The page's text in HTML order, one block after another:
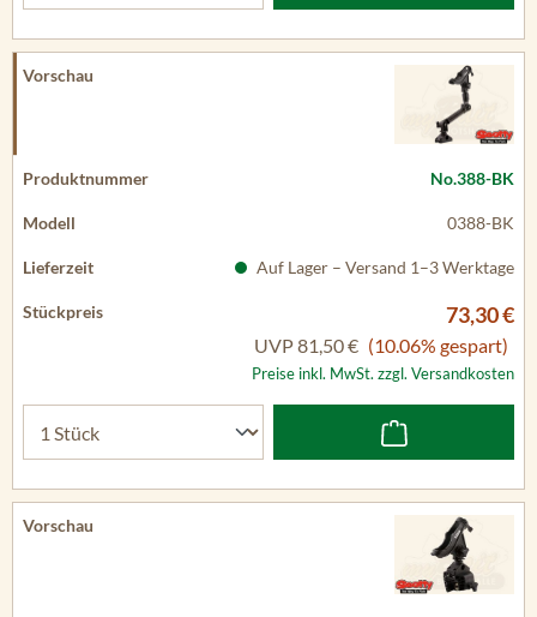
No.388-BK
0388-BK
Auf Lager – Versand 1–3 Werktage
73,30 €
UVP81,50 € (10.06% gespart)
Preise inkl. MwSt. zzgl. Versandkosten